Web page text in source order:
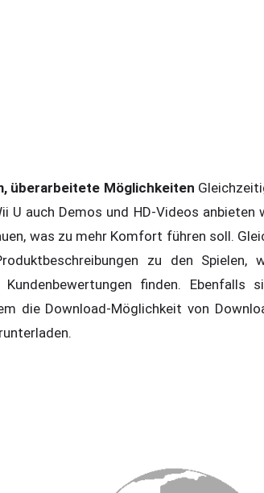
überarbeitete Möglichkeiten
U auch Demos und HD-Videos
was zu mehr Komfort führen soll.
zu den Spielen,
finden. Ebenfalls
die Download-Möglichkeit von